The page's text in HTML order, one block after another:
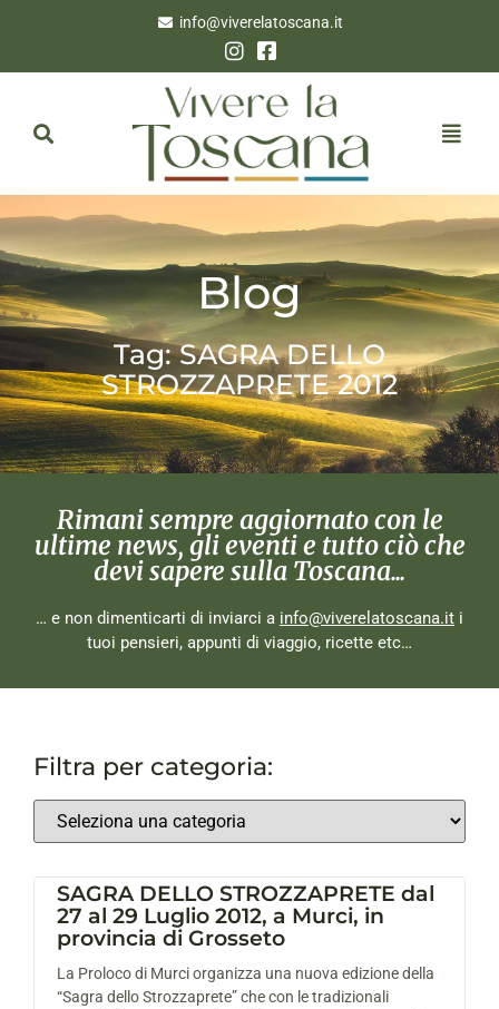
info@viverelatoscana.it
Blog
Tag: SAGRA DELLO
STROZZAPRETE 2012
Rimani sempre aggiornato con le
ultime news, gli eventi e tutto ciò che
devi sapere sulla Toscana...
… e non dimenticarti di inviarci a info@viverelatoscana.it i
tuoi pensieri, appunti di viaggio, ricette etc…
Filtra per categoria:
SAGRA DELLO STROZZAPRETE dal
27 al 29 Luglio 2012, a Murci, in
provincia di Grosseto
La Proloco di Murci organizza una nuova edizione della
“Sagra dello Strozzaprete” che con le tradizionali